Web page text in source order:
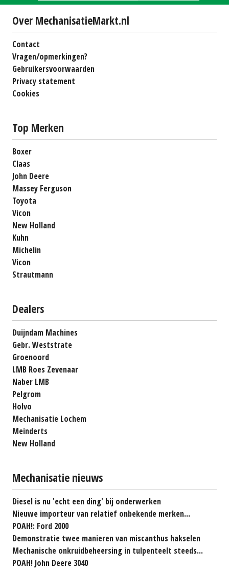
Over MechanisatieMarkt.nl
Contact
Vragen/opmerkingen?
Gebruikersvoorwaarden
Privacy statement
Cookies
Top Merken
Boxer
Claas
John Deere
Massey Ferguson
Toyota
Vicon
New Holland
Kuhn
Michelin
Vicon
Strautmann
Dealers
Duijndam Machines
Gebr. Weststrate
Groenoord
LMB Roes Zevenaar
Naber LMB
Pelgrom
Holvo
Mechanisatie Lochem
Meinderts
New Holland
Mechanisatie nieuws
Diesel is nu 'echt een ding' bij onderwerken
Nieuwe importeur van relatief onbekende merken...
POAH!: Ford 2000
Demonstratie twee manieren van miscanthus hakselen
Mechanische onkruidbeheersing in tulpenteelt steeds...
POAH! John Deere 3040